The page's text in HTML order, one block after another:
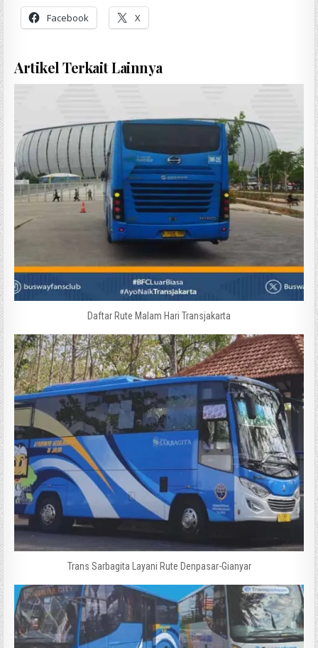
Facebook X
Artikel Terkait Lainnya
Daftar Rute Malam Hari Transjakarta
Trans Sarbagita Layani Rute Denpasar-Gianyar